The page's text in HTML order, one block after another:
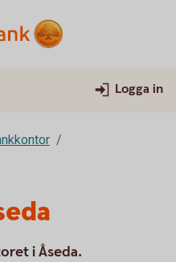
Logga in
i Åseda.